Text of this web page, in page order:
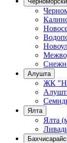
Алушта
ЖК
Ялта
Ялта